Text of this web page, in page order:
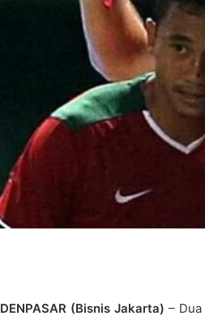
DENPASAR (Bisnis Jakarta) –